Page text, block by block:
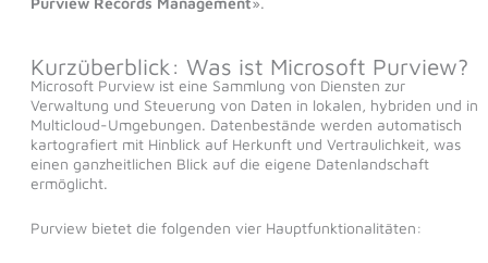
Kurzüberblick: Was ist Microsoft Purview?
Microsoft Purview ist eine Sammlung von Diensten zur
Verwaltung und Steuerung von Daten in lokalen, hybriden und in
Multicloud-Umgebungen. Datenbestände werden automatisch
kartografiert mit Hinblick auf Herkunft und Vertraulichkeit, was
einen ganzheitlichen Blick auf die eigene Datenlandschaft
ermöglicht.
Purview bietet die folgenden vier Hauptfunktionalitäten: